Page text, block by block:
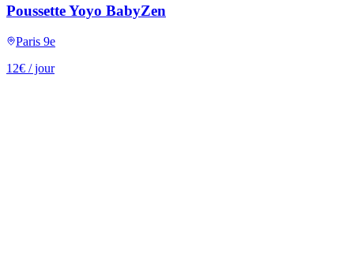
Poussette Yoyo BabyZen
Paris 9e
12€ / jour